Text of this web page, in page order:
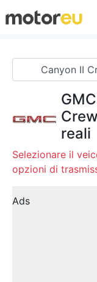
GMC
reali
Selezionare il
opzioni di
Ads